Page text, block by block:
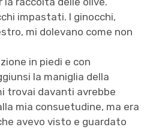
impastati. I ginocchi,
mi dolevano come non
in piedi e con
la maniglia della
trovai davanti avrebbe
mia consuetudine, ma era
avevo visto e guardato